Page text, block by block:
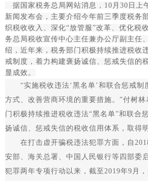
据国家税务总局网站消息，10月30日上
新闻发布会，主要介绍今年前三季度税务
织税收收入、深化“放管服”改革、优化税
务总局税收宣传中心主任兼办公厅副主任
绍，近年来，税务部门积极持续推进税收
戒制度，着力构建褒扬诚信、惩戒失信的
显成效。
“实施税收违法‘黑名单’和联合惩戒制
方式、改善营商环境的重要措施。”付树
门积极持续推进税收违法“黑名单”和联合
扬诚信、惩戒失信的税收信用体系，取得
在打击虚开骗税违法犯罪方面，自
安部、海关总署、中国人民银行等四部委
犯罪两年专项行动以来，截至2019年9月